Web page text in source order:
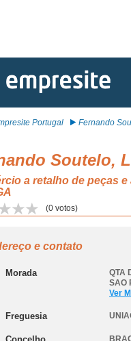
Portugal Fernando
Soutelo,
a retalho de peças
(0 votos)
e contato
Morada QTA
SAO
Ver
Freguesia